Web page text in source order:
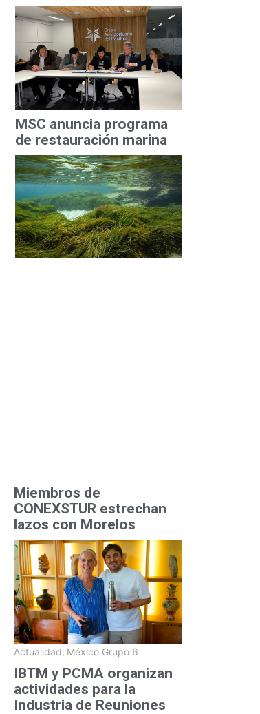
MSC anuncia programa
de restauración marina
Miembros de
CONEXSTUR estrechan
lazos con Morelos
Actualidad, México Grupo 6
IBTM y PCMA organizan
actividades para la
Industria de Reuniones